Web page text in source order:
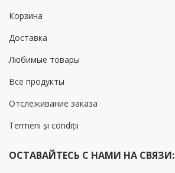
Корзина
Доставка
Любимые товары
Все продукты
Отслеживание заказа
Termeni și condiții
ОСТАВАЙТЕСЬ С НАМИ НА СВЯЗИ: